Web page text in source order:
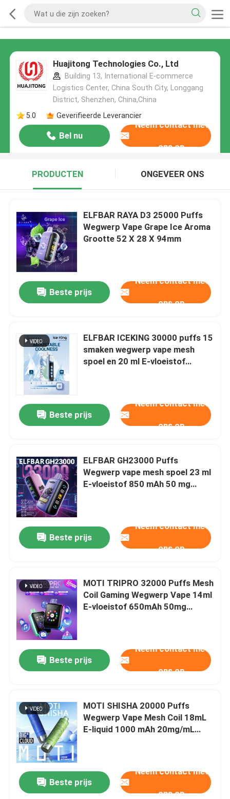
Huajitong Technologies Co., Ltd
Building 13, International E-commerce
Logistics Center, China South City, Longgang
District, Shenzhen, China,China
5.0
Geverifieerde Leverancier
Bel nu
Neem contact met
ons op
PRODUCTEN ONGEVEER ONS
ELFBAR RAYA D3 25000 Puffs
Wegwerp Vape Grape Ice Aroma
Grootte 52 X 28 X 94mm
Beste prijs
Neem contact met
ons op
ELFBAR ICEKING 30000 puffs 15
smaken wegwerp vape mesh
spoel en 20 ml E-vloeistof
Beste prijs
Neem contact met
ons op
ELFBAR GH23000 Puffs
Wegwerp vape mesh spoel 23 ml
E-vloeistof 850 mAh 50 mg
Beste prijs
Neem contact met
ons op
MOTI TRIPRO 32000 Puffs Mesh
Coil Gaming Wegwerp Vape 14ml
E-vloeistof 650mAh 50mg
Beste prijs
Neem contact met
ons op
MOTI SHISHA 20000 Puffs
Wegwerp Vape Mesh Coil 18mL
E-liquid 1000 mAh 20mg/mL
Beste prijs
Neem contact met
ons op